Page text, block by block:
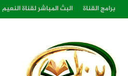
برامج القناة البث المباشر لقناة النعيم